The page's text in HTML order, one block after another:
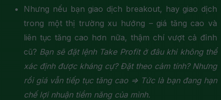
Nhưng nếu bạn giao dịch breakout, hay giao dịch
trong một thị trường xu hướng – giá tăng cao và
liên tục tăng cao hơn nữa, thậm chí vượt cả đỉnh
cũ? Bạn sẽ đặt lệnh Take Profit ở đâu khi không thể
xác định được kháng cự? Đặt theo cảm tính? Nhưng
rồi giá vẫn tiếp tục tăng cao => Tức là bạn đang hạn
chế lợi nhuận tiềm năng của mình.